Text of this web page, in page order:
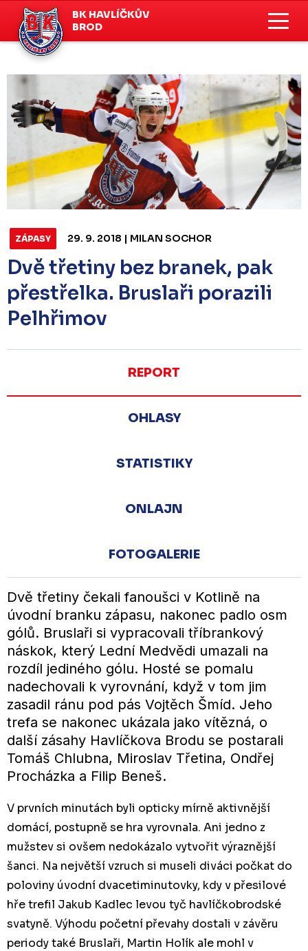
BK HAVLÍČKŮV
BROD
ZÁPASY 29. 9. 2018 | MILAN SOCHOR
Dvě třetiny bez branek, pak
přestřelka. Bruslaři porazili
Pelhřimov
REPORT
OHLASY
STATISTIKY
ONLAJN
FOTOGALERIE
Dvě třetiny čekali fanoušci v Kotlině na
úvodní branku zápasu, nakonec padlo osm
gólů. Bruslaři si vypracovali tříbrankový
náskok, který Lední Medvědi umazali na
rozdíl jediného gólu. Hosté se pomalu
nadechovali k vyrovnání, když v tom jim
zasadil ránu pod pás Vojtěch Šmíd. Jeho
trefa se nakonec ukázala jako vítězná, o
další zásahy Havlíčkova Brodu se postarali
Tomáš Chlubna, Miroslav Třetina, Ondřej
Procházka a Filip Beneš.
V prvních minutách byli opticky mírně aktivnější
domácí, postupně se hra vyrovnala. Ani jedno z
mužstev si ovšem nedokázalo vytvořit výraznější
šanci. Na největší vzruch si museli diváci počkat do
poloviny úvodní dvacetiminutovky, kdy v přesilové
hře trefil Jakub Kadlec levou tyč havlíčkobrodské
svatyně. Výhodu početní převahy dostali v závěru
periody také Bruslaři, Martin Holík ale mohl v